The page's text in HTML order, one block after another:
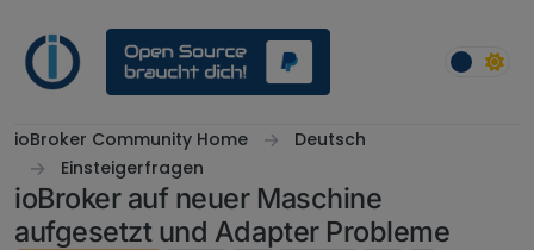
ioBroker Community Home
Deutsch
Einsteigerfragen
ioBroker auf neuer Maschine
aufgesetzt und Adapter Probleme